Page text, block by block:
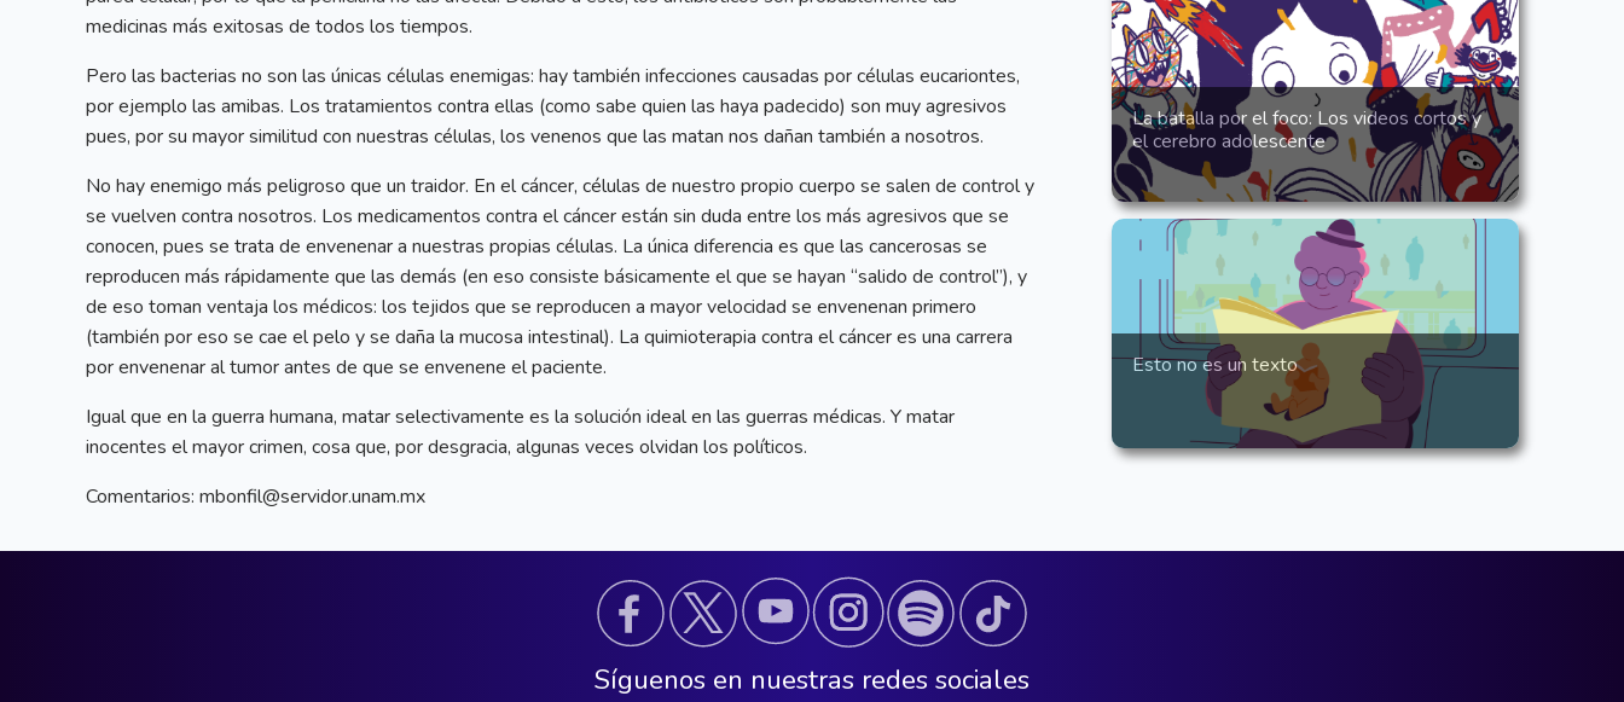
medicinas más exitosas de todos los tiempos.
Pero las bacterias no son las únicas células enemigas: hay también infecciones causadas por células eucariontes,
por ejemplo las amibas. Los tratamientos contra ellas (como sabe quien las haya padecido) son muy agresivos
pues, por su mayor similitud con nuestras células, los venenos que las matan nos dañan también a nosotros.
No hay enemigo más peligroso que un traidor. En el cáncer, células de nuestro propio cuerpo se salen de control y
se vuelven contra nosotros. Los medicamentos contra el cáncer están sin duda entre los más agresivos que se
conocen, pues se trata de envenenar a nuestras propias células. La única diferencia es que las cancerosas se
reproducen más rápidamente que las demás (en eso consiste básicamente el que se hayan “salido de control”), y
de eso toman ventaja los médicos: los tejidos que se reproducen a mayor velocidad se envenenan primero
(también por eso se cae el pelo y se daña la mucosa intestinal). La quimioterapia contra el cáncer es una carrera
por envenenar al tumor antes de que se envenene el paciente.
Igual que en la guerra humana, matar selectivamente es la solución ideal en las guerras médicas. Y matar
inocentes el mayor crimen, cosa que, por desgracia, algunas veces olvidan los políticos.
Comentarios: mbonfil@servidor.unam.mx
La batalla por el foco: Los videos cortos y
el cerebro adolescente
Esto no es un texto
Síguenos en nuestras redes sociales